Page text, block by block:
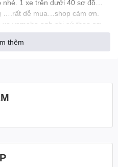
1 xe trên dưới 40 sơ đồ…
….rất dễ mua…shop cảm ơn.
yamaha,anh chị cứ theo sơ
nhé. 1 xe trên dưới 40 sơ đồ…
….rất dễ mua…shop cảm ơn.
thêm